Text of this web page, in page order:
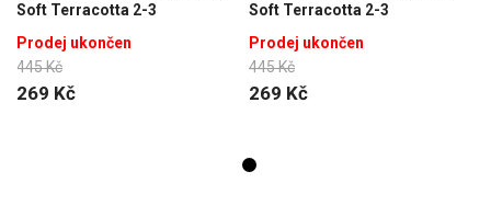
Soft Terracotta 2-3
445 Kč
269 Kč
Prodej ukončen
Soft Terracotta 2-3
445 Kč
269 Kč
Prodej ukončen